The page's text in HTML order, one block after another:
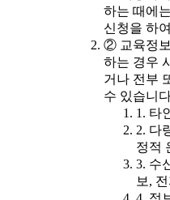
하는 때에
신청을 하
② 교육정
하는 경우
거나 전부
수 있습니
1. 타
2. 다
정적
3. 수
보,